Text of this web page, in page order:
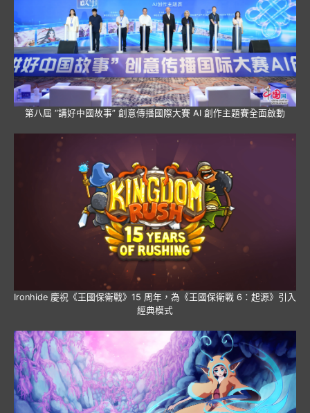
第八屆 “講好中國故事” 創意傳播國際大賽 AI 創作主題賽全面啟動
Ironhide 慶祝《王國保衛戰》15 周年，為《王國保衛戰 6：起源》引入
經典模式